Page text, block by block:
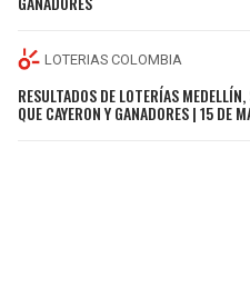
LOTERIAS COLOMBIA
RESULTADOS DE LOTERÍAS
QUE CAYERON Y GANADORES | 15 DE